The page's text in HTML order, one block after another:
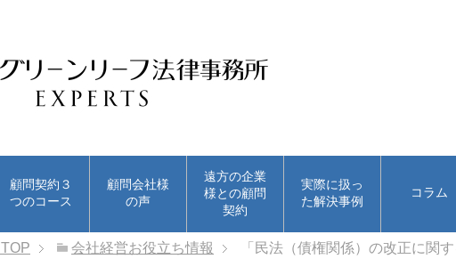
顧問契約３
つのコース
顧問会社様
の声
遠方の企業
様との顧問
契約
実際に扱っ
た解決事例
コラム
TOP 会社経営お役立ち情報 「民法（債権関係）の改正に関